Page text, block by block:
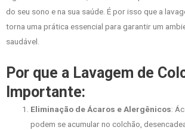
do seu sono e na sua saúde. É por isso que a
torna uma prática essencial para garantir um
saudável.
Por que a Lavagem de
Importante:
Eliminação de Ácaros e Alergênicos:
podem se acumular no colchão,